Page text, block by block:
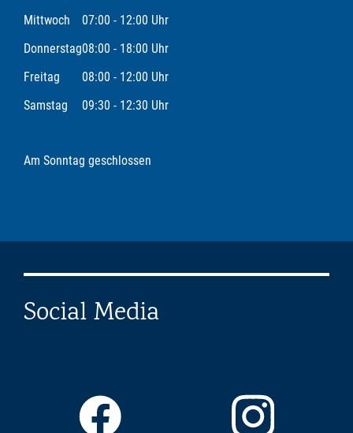
Mittwoch
07:00 - 12:00 Uhr
Donnerstag08:00 - 18:00 Uhr
Freitag
08:00 - 12:00 Uhr
Samstag
09:30 - 12:30 Uhr
Am Sonntag geschlossen
Social Media